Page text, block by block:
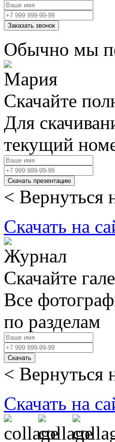
Заказать звонок
Обычно мы
Скачайте
Для
текущий
Скачать презентацию
< Вернуться
Скачать на
Скачайте
Все
по разделам
Скачать
< Вернуться
Скачать на